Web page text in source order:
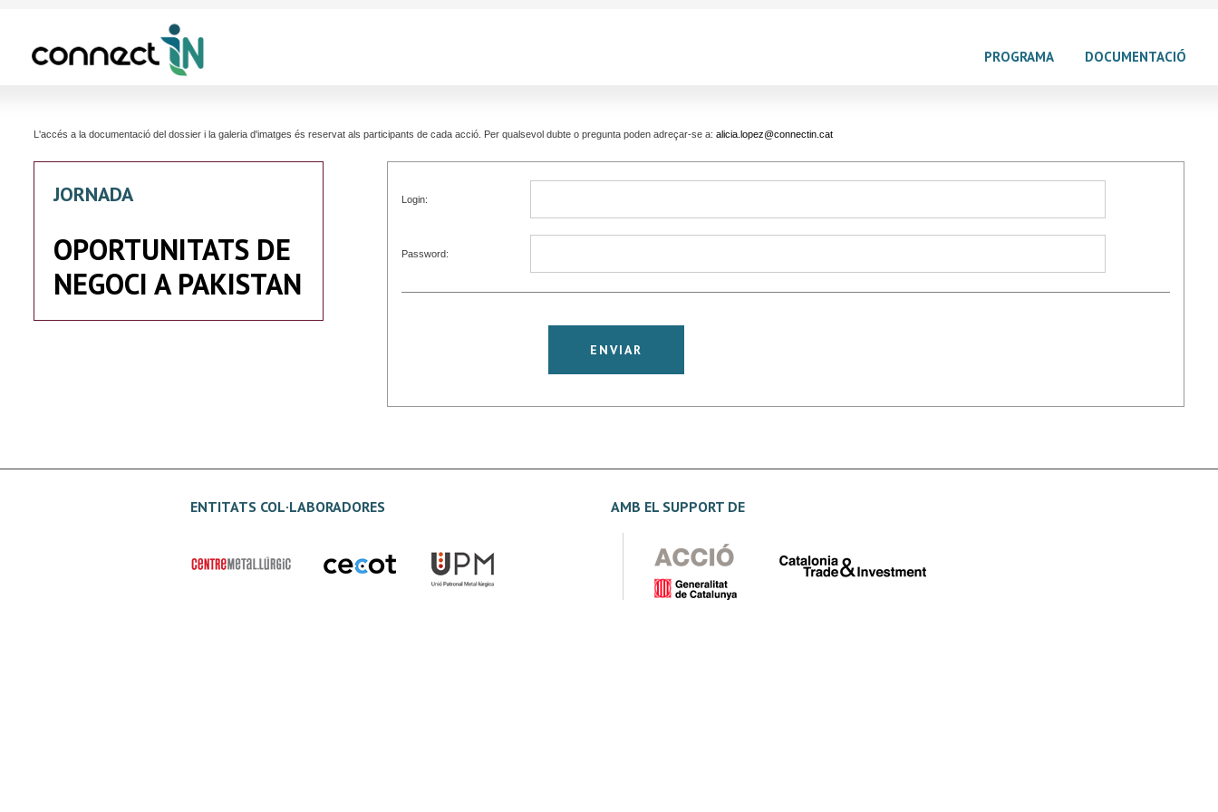
PROGRAMA DOCUMENTACIÓ
L'accés a la documentació del dossier i la galeria d'imatges és reservat als participants de cada acció. Per qualsevol dubte o pregunta poden adreçar-se a: alicia.lopez@connectin.cat
JORNADA
OPORTUNITATS DE
NEGOCI A PAKISTAN
Login:
Password:
ENTITATS COL·LABORADORES AMB EL SUPPORT DE